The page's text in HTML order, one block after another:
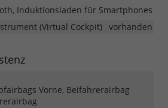
Induktionsladen für Smartphones
(Virtual Cockpit) vorhanden
Vorne, Beifahrerairbag